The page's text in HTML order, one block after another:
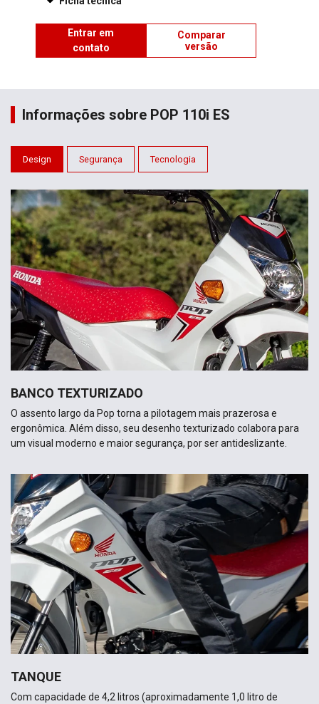
Entrar em
contato
Comparar
versão
Informações sobre POP 110i ES
Design Segurança Tecnologia
BANCO TEXTURIZADO
O assento largo da Pop torna a pilotagem mais prazerosa e
ergonômica. Além disso, seu desenho texturizado colabora para
um visual moderno e maior segurança, por ser antideslizante.
TANQUE
Com capacidade de 4,2 litros (aproximadamente 1,0 litro de